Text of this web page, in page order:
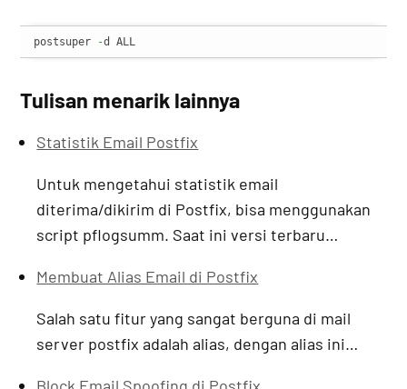
postsuper -d ALL
Tulisan menarik lainnya
Statistik Email Postfix
Untuk mengetahui statistik email
diterima/dikirim di Postfix, bisa menggunakan
script pflogsumm. Saat ini versi terbaru…
Membuat Alias Email di Postfix
Salah satu fitur yang sangat berguna di mail
server postfix adalah alias, dengan alias ini…